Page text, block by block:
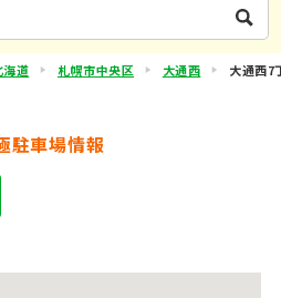
海道 札幌市中央区 大通西 大通西7
駐車場情報